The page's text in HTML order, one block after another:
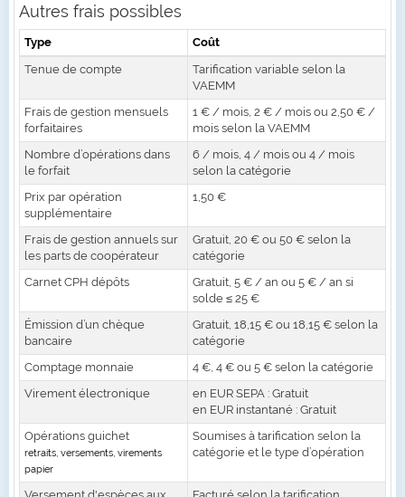
Autres frais possibles
Type
Coût
Tenue de compte
Tarification variable selon la
VAEMM
Frais de gestion mensuels
forfaitaires
1 € / mois, 2 € / mois ou 2,50 € /
mois selon la VAEMM
Nombre d’opérations dans
le forfait
6 / mois, 4 / mois ou 4 / mois
selon la catégorie
Prix par opération
supplémentaire
1,50 €
Frais de gestion annuels sur
les parts de coopérateur
Gratuit, 20 € ou 50 € selon la
catégorie
Carnet CPH dépôts
Gratuit, 5 € / an ou 5 € / an si
solde ≤ 25 €
Émission d’un chèque
bancaire
Gratuit, 18,15 € ou 18,15 € selon la
catégorie
Comptage monnaie
4 €, 4 € ou 5 € selon la catégorie
Virement électronique
en EUR SEPA : Gratuit
en EUR instantané : Gratuit
Opérations guichet
retraits, versements, virements
papier
Soumises à tarification selon la
catégorie et le type d’opération